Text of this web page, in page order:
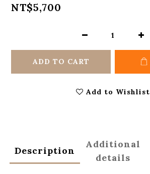
NT$5,700
ADD TO CART
Add to Wishlist
Description
Additional
details